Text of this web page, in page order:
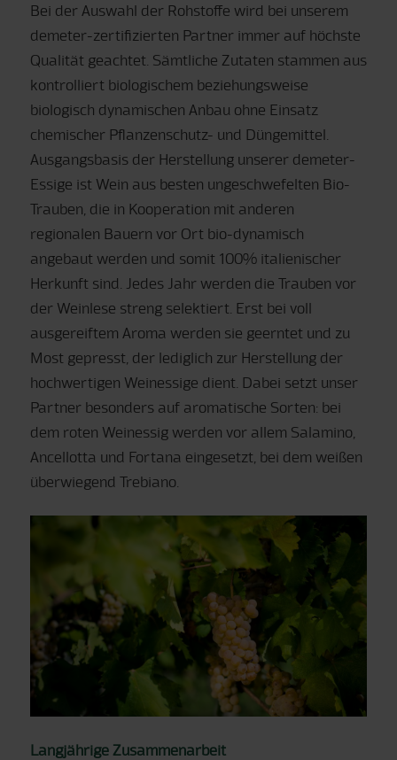
Bei der Auswahl der Rohstoffe wird bei unserem
demeter-zertifizierten Partner immer auf höchste
Qualität geachtet. Sämtliche Zutaten stammen aus
kontrolliert biologischem beziehungsweise
biologisch dynamischen Anbau ohne Einsatz
chemischer Pflanzenschutz- und Düngemittel.
Ausgangsbasis der Herstellung unserer demeter-
Essige ist Wein aus besten ungeschwefelten Bio-
Trauben, die in Kooperation mit anderen
regionalen Bauern vor Ort bio-dynamisch
angebaut werden und somit 100% italienischer
Herkunft sind. Jedes Jahr werden die Trauben vor
der Weinlese streng selektiert. Erst bei voll
ausgereiftem Aroma werden sie geerntet und zu
Most gepresst, der lediglich zur Herstellung der
hochwertigen Weinessige dient. Dabei setzt unser
Partner besonders auf aromatische Sorten: bei
dem roten Weinessig werden vor allem Salamino,
Ancellotta und Fortana eingesetzt, bei dem weißen
überwiegend Trebiano.
Langjährige Zusammenarbeit